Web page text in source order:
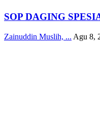
SOP DAGING
Zainuddin Muslih, ... Agu 8,